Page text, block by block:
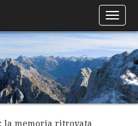
la memoria ritrovata